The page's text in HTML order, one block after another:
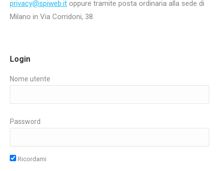
privacy@spiweb.it oppure tramite posta ordinaria alla sede di
Milano in Via Corridoni, 38.
Login
Nome utente
Password
Ricordami